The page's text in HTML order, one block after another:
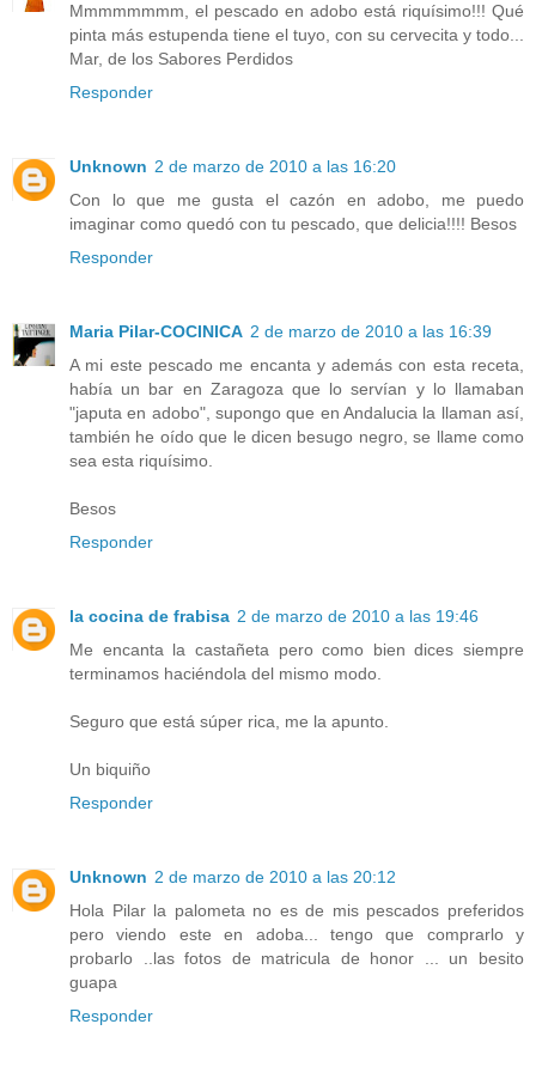
Mmmmmmmm, el pescado en adobo está riquísimo!!! Qué
pinta más estupenda tiene el tuyo, con su cervecita y todo...
Mar, de los Sabores Perdidos
Responder
Unknown 2 de marzo de 2010 a las 16:20
Con lo que me gusta el cazón en adobo, me puedo
imaginar como quedó con tu pescado, que delicia!!!! Besos
Responder
Maria Pilar-COCINICA 2 de marzo de 2010 a las 16:39
A mi este pescado me encanta y además con esta receta,
había un bar en Zaragoza que lo servían y lo llamaban
"japuta en adobo", supongo que en Andalucia la llaman así,
también he oído que le dicen besugo negro, se llame como
sea esta riquísimo.
Besos
Responder
la cocina de frabisa 2 de marzo de 2010 a las 19:46
Me encanta la castañeta pero como bien dices siempre
terminamos haciéndola del mismo modo.
Seguro que está súper rica, me la apunto.
Un biquiño
Responder
Unknown 2 de marzo de 2010 a las 20:12
Hola Pilar la palometa no es de mis pescados preferidos
pero viendo este en adoba... tengo que comprarlo y
probarlo ..las fotos de matricula de honor ... un besito
guapa
Responder